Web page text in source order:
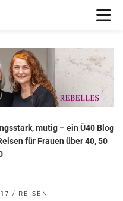
mutig – ein Ü40 Blog
für Frauen über 40, 50
REISEN